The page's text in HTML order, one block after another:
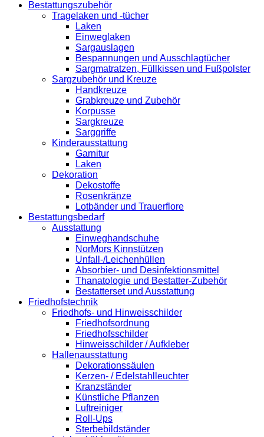
Bestattungszubehör
Tragelaken und -tücher
Laken
Einweglaken
Sargauslagen
Bespannungen und Ausschlagtücher
Sargmatratzen, Füllkissen und Fußpolster
Sargzubehör und Kreuze
Handkreuze
Grabkreuze und Zubehör
Korpusse
Sargkreuze
Sarggriffe
Kinderausstattung
Garnitur
Laken
Dekoration
Dekostoffe
Rosenkränze
Lotbänder und Trauerflore
Bestattungsbedarf
Ausstattung
Einweghandschuhe
NorMors Kinnstützen
Unfall-/Leichenhüllen
Absorbier- und Desinfektionsmittel
Thanatologie und Bestatter-Zubehör
Bestatterset und Ausstattung
Friedhofstechnik
Friedhofs- und Hinweisschilder
Friedhofsordnung
Friedhofsschilder
Hinweisschilder / Aufkleber
Hallenausstattung
Dekorationssäulen
Kerzen- / Edelstahlleuchter
Kranzständer
Künstliche Pflanzen
Luftreiniger
Roll-Ups
Sterbebildständer